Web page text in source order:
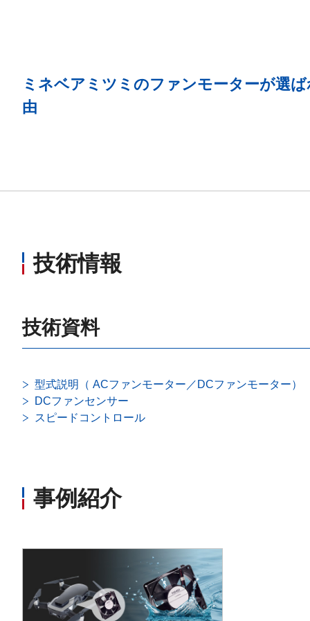
ミネベアミツミのファンモーターが選
由
技術情報
技術資料
型式説明（ ACファンモーター／DCファンモーター）
DCファンセンサー
スピードコントロール
事例紹介